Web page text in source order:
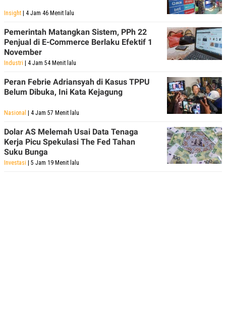
Insight | 4 Jam 46 Menit lalu
Pemerintah Matangkan Sistem, PPh 22
Penjual di E-Commerce Berlaku Efektif 1
November
Industri | 4 Jam 54 Menit lalu
Peran Febrie Adriansyah di Kasus TPPU
Belum Dibuka, Ini Kata Kejagung
Nasional | 4 Jam 57 Menit lalu
Dolar AS Melemah Usai Data Tenaga
Kerja Picu Spekulasi The Fed Tahan
Suku Bunga
Investasi | 5 Jam 19 Menit lalu